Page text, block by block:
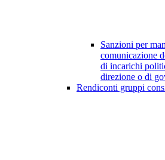
Sanzioni per
comunicazione
di incarichi
direzione o di
Rendiconti gruppi